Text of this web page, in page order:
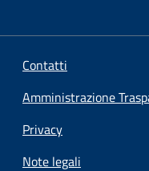
Contatti
Amministrazione
Privacy
Note legali